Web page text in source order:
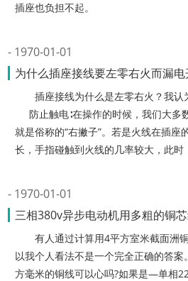
插座也负担不起。
1970-01-01
为什么插座接线要左零右火而漏
插座接线为什么是左零右火？我认
防止触电∶在操作的时候，我们大多
就是俗称的“右撇子”。若是火线在插座
长，手指碰触到火线的几率较大，此时
1970-01-01
三相380v异步电动机用多粗的铜
有人通过计算用4平方室米截
以我个人看法不是一个完全正确的答
方毫米的铜线可以心吗?如果是—单相